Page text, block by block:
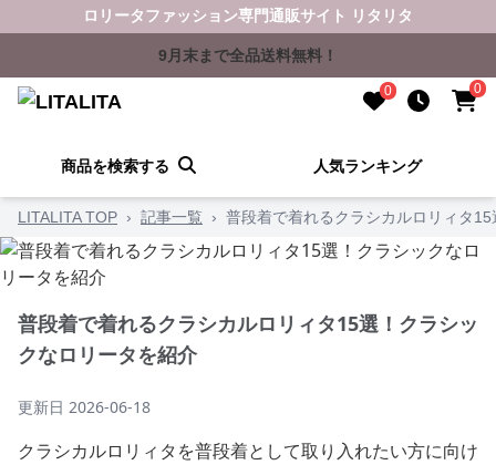
ロリータファッション専門通販サイト リタリタ
9月末まで全品送料無料！
0 0
商品を検索する 人気ランキング
LITALITA TOP › 記事一覧 › 普段着で着れるクラシカルロリィタ
普段着で着れるクラシカルロリィタ15選！クラシッ
クなロリータを紹介
更新日 2026-06-18
クラシカルロリィタを普段着として取り入れたい方に向け